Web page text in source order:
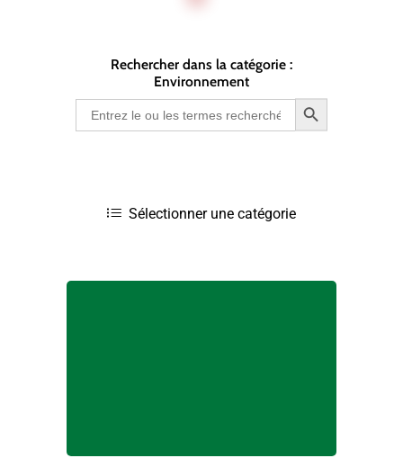
Rechercher dans la catégorie :
Environnement
Search
for:
Search Button